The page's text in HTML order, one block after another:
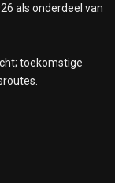
als onderdeel van
toekomstige